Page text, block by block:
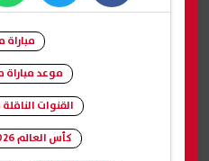
facebook
twitter
مباراة
موعد مباراة
القنوات
كأس العالم 2026